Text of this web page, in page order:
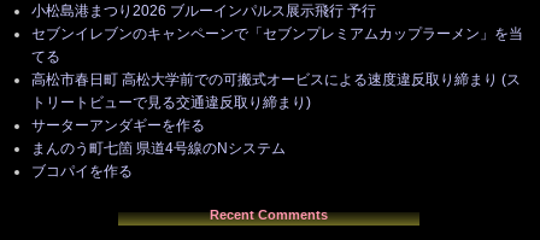
小松島港まつり2026 ブルーインパルス展示飛行 予行
セブンイレブンのキャンペーンで「セブンプレミアムカップラーメン」を当
てる
高松市春日町 高松大学前での可搬式オービスによる速度違反取り締まり (ス
トリートビューで見る交通違反取り締まり)
サーターアンダギーを作る
まんのう町七箇 県道4号線のNシステム
ブコパイを作る
Recent Comments